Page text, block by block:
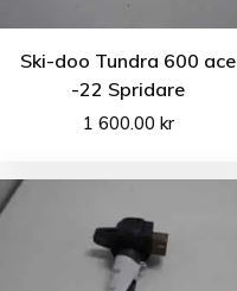
Ski-doo Tundra 600 ace
-22 Spridare
1 600.00 kr